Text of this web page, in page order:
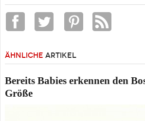
ÄHNLICHE ARTIKEL
Bereits Babies erkennen den
Größe